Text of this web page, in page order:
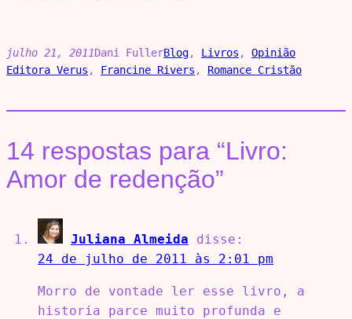
julho 21, 2011Dani FullerBlog, Livros , Opinião
Editora Verus , Francine Rivers , Romance Cristão
14 respostas para “Livro:
Amor de redenção”
Juliana Almeida
disse:
24 de julho de 2011 às 2:01 pm
Morro de vontade ler esse livro, a
historia parce muito profunda e